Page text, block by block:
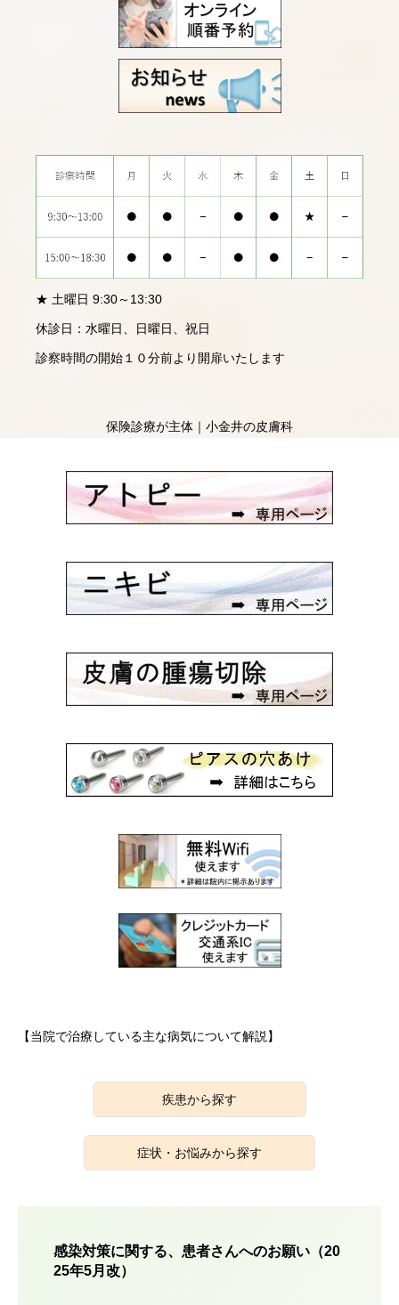
★ 土曜日 9:30～13:30
休診日：水曜日、日曜日、祝日
診察時間の開始１０分前より開扉いたします
保険診療が主体｜小金井の皮膚科
【当院で治療している主な病気について解説】
疾患から探す
症状・お悩みから探す
感染対策に関する、患者さんへのお願い（20
25年5月改）